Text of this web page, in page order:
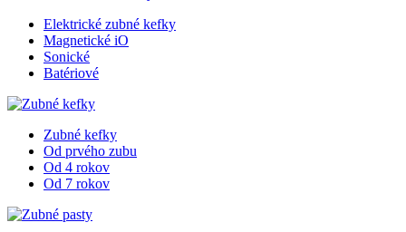
Elektrické zubné kefky
Magnetické iO
Sonické
Batériové
Zubné kefky
Od prvého zubu
Od 4 rokov
Od 7 rokov